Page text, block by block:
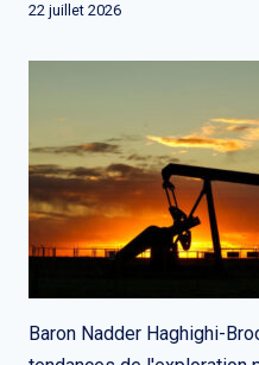
22 juillet 2026
Baron Nadder Haghighi-